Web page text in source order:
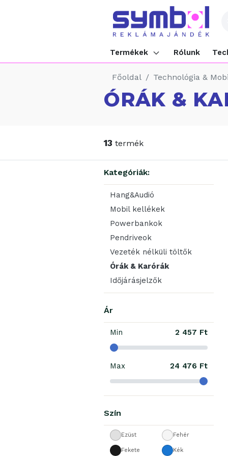
Termékek Rólunk
Főoldal Technológia &
ÓRÁK &
13 termék
Kategóriák:
Hang&Audió
Mobil kellékek
Powerbankok
Pendriveok
Vezeték nélküli töltők
Órák & Karórák
Időjárásjelzők
Ár
Min 2 457 Ft
Max 24 476 Ft
Szín
Ezüst Fehér
Fekete Kék